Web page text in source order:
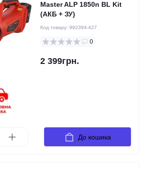
Master ALP 1850n BL Kit
(АКБ + ЗУ)
Код товару: 992394-427
0
2 399грн.
До кошика